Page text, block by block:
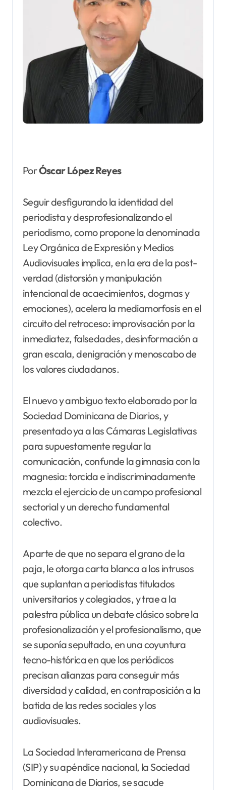
PorÓscar López Reyes
Seguir desfigurando la identidad del
periodista y desprofesionalizando el
periodismo, como propone la denominada
Ley Orgánica de Expresión y Medios
Audiovisuales implica, en la era de la post-
verdad (distorsión y manipulación
intencional de acaecimientos, dogmas y
emociones), acelera la mediamorfosis en el
circuito del retroceso: improvisación por la
inmediatez, falsedades, desinformación a
gran escala, denigración y menoscabo de
los valores ciudadanos.
El nuevo y ambiguo texto elaborado por la
Sociedad Dominicana de Diarios, y
presentado ya a las Cámaras Legislativas
para supuestamente regular la
comunicación, confunde la gimnasia con la
magnesia: torcida e indiscriminadamente
mezcla el ejercicio de un campo profesional
sectorial y un derecho fundamental
colectivo.
Aparte de que no separa el grano de la
paja, le otorga carta blanca a los intrusos
que suplantan a periodistas titulados
universitarios y colegiados, y trae a la
palestra pública un debate clásico sobre la
profesionalización y el profesionalismo, que
se suponía sepultado, en una coyuntura
tecno-histórica en que los periódicos
precisan alianzas para conseguir más
diversidad y calidad, en contraposición a la
batida de las redes sociales y los
audiovisuales.
La Sociedad Interamericana de Prensa
(SIP) y su apéndice nacional, la Sociedad
Dominicana de Diarios, se sacude